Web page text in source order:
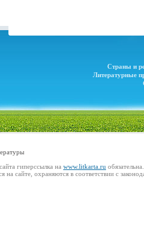
Страны и
Литературные
гиперссылка на www.litkarta.ru обязательна.
сайте, охраняются в соответствии с